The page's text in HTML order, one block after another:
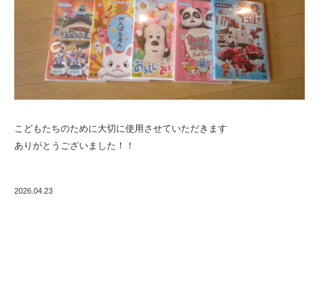
こどもたちのために大切に使用させていただきます
ありがとうございました！！
2026.04.23